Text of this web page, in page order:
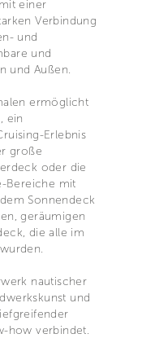
einer
Verbindung
und
und
und Außen.
ermöglicht
ein
Erlebnis
große
oder die
Bereiche mit
Sonnendeck
geräumigen
die alle im
nautischer
und
how verbindet.